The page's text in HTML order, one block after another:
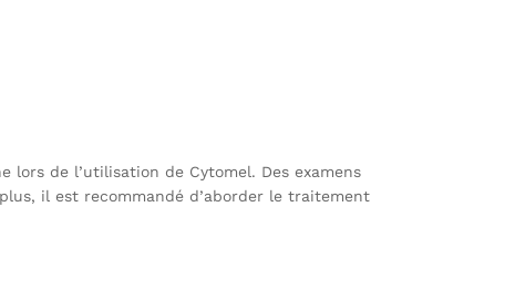
de l’utilisation de Cytomel. Des examens
il est recommandé d’aborder le traitement